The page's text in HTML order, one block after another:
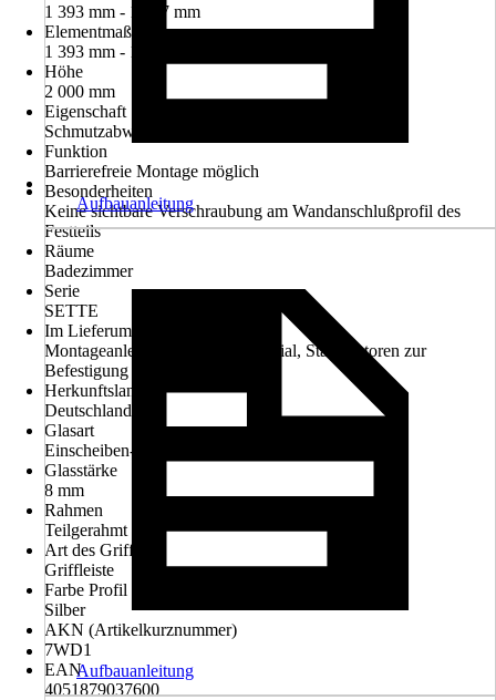
1 393 mm - 1 407 mm
Elementmaß
1 393 mm - 1 407 mm
Höhe
2 000 mm
Eigenschaft
Schmutzabweisende Glasbeschichtung
Funktion
Barrierefreie Montage möglich
Besonderheiten
Keine sichtbare Verschraubung am Wandanschlußprofil des
Festteils
Räume
Badezimmer
Serie
SETTE
Im Lieferumfang enthalten
Montageanleitung, Montagematerial, Stabilisatoren zur
Befestigung
Herkunftsland
Deutschland
Glasart
Einscheiben-Sicherheitsglas
Glasstärke
8 mm
Rahmen
Teilgerahmt
Art des Griffs
Griffleiste
Farbe Profil
Silber
AKN (Artikelkurznummer)
7WD1
EAN
4051879037600
Aufbauanleitung
Aufbauanleitung